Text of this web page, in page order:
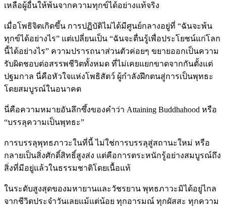
เหลือผู้อื่นให้พ้นจากความทุกข์ได้อย่างแท้จริง
เมื่อโพธิจิตเกิดขึ้น การปฏิบัติไม่ได้มีศูนย์กลางอยู่ที่ “ฉันจะพ้น
ทุกข์ได้อย่างไร” แต่เปลี่ยนเป็น “ฉันจะตื่นรู้เพื่อประโยชน์แก่โลก
นี้ได้อย่างไร” ความปรารถนาส่วนตัวค่อยๆ ขยายออกเป็นความ
รับผิดชอบต่อสรรพชีวิตทั้งหมด ที่ไม่เคยแยกขาดจากกันตั้งแต่
ปฐมกาล นี่คือหัวใจแห่งโพธิสัตว์ ผู้กำลังฝึกตนสู่การเป็นพุทธะ
โดยสมบูรณ์ในอนาคต
นี่คือความหมายอันลึกซึ้งของคำว่า Attaining Buddhahood หรือ
“บรรลุความเป็นพุทธะ”
การบรรลุพุทธภาวะในที่นี้ ไม่ใช่การบรรลุสู่สถานะใหม่ หรือ
กลายเป็นสิ่งศักดิ์สิทธิ์สูงส่ง แต่คือการตระหนักรู้อย่างสมบูรณ์ถึง
สิ่งที่มีอยู่แล้วในธรรมชาติโดยเนื้อแท้
ในระดับสูงสุดของมหายานและวัชรยาน พุทธภาวะมิได้อยู่ไกล
จากชีวิตประจำวันเลยแม้แต่น้อย ทุกอารมณ์ ทุกผัสสะ ทุกความ